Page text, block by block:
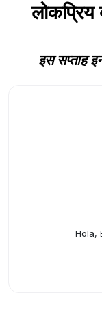
लोकप्रिय
इस सप्ताह
Hola,